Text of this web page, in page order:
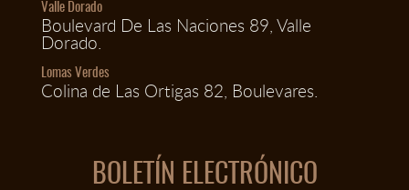
Valle Dorado
Boulevard De Las Naciones 89, Valle
Dorado.
Lomas Verdes
Colina de Las Ortigas 82, Boulevares.
BOLETÍN ELECTRÓNICO